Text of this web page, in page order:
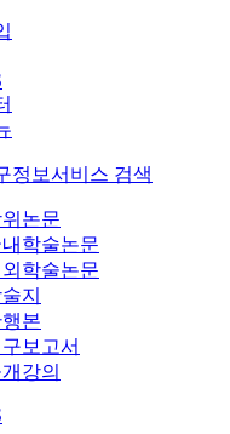
정보서비스 검색
논문
학술논문
학술논문
지
본
보고서
강의